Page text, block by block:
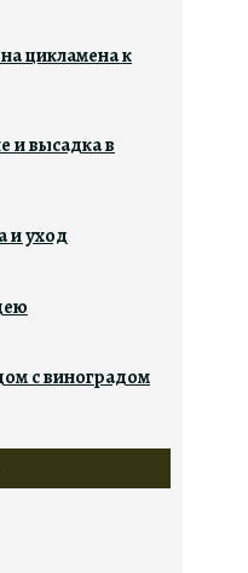
цикламена к
и высадка в
и уход
с виноградом